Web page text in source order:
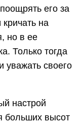
его за
на
но в ее
Только тогда
уважать своего
настрой
больших высот